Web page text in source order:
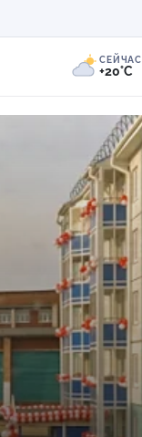
СЕЙЧАС
+20°C
Ощущается как +20
77%